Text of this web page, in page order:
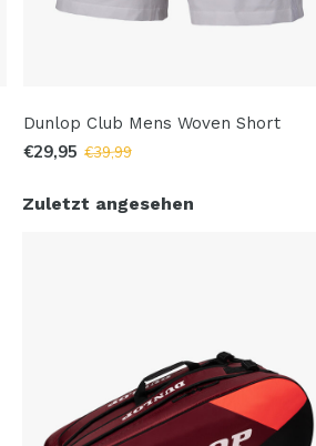
Dunlop Club Mens Woven Short
€29,95 €39,99
Zuletzt angesehen